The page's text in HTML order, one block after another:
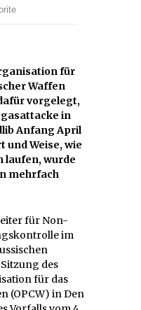
Waffen
vorgelegt,
in
Anfang April
und Weise, wie
laufen, wurde
mehrfach
für Non-
im
des
für das
(OPCW) in Den